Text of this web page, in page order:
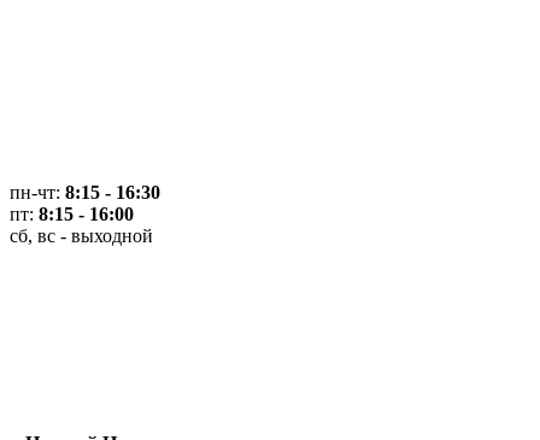
пн-чт: 8:15 - 16:30
пт: 8:15 - 16:00
сб, вс - выходной